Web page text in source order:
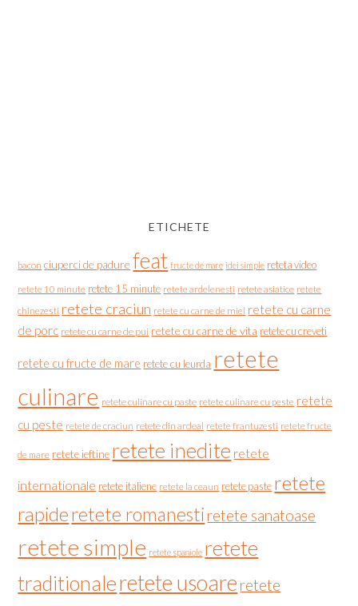
ETICHETE
bacon ciuperci de padure feat fructe de mare idei simple reteta video
retete 10 minute retete 15 minute retete ardelenesti retete asiatice retete
chinezesti retete craciun retete cu carne de miel retete cu carne
de porc retete cu carne de pui retete cu carne de vita retete cu creveti
retete cu fructe de mare retete cu leurda retete
culinare retete culinare cu paste retete culinare cu peste retete
cu peste retete de craciun retete din ardeal retete frantuzesti retete fructe
de mare retete ieftine retete inedite retete
internationale retete italiene retete la ceaun retete paste retete
rapideretete romanesti retete sanatoase
retete simple retete spaniole retete
traditionaleretete usoare retete